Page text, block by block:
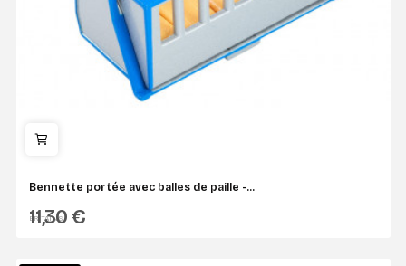
Bennette portée avec balles de paille -...
BRITAINS
11,30 €